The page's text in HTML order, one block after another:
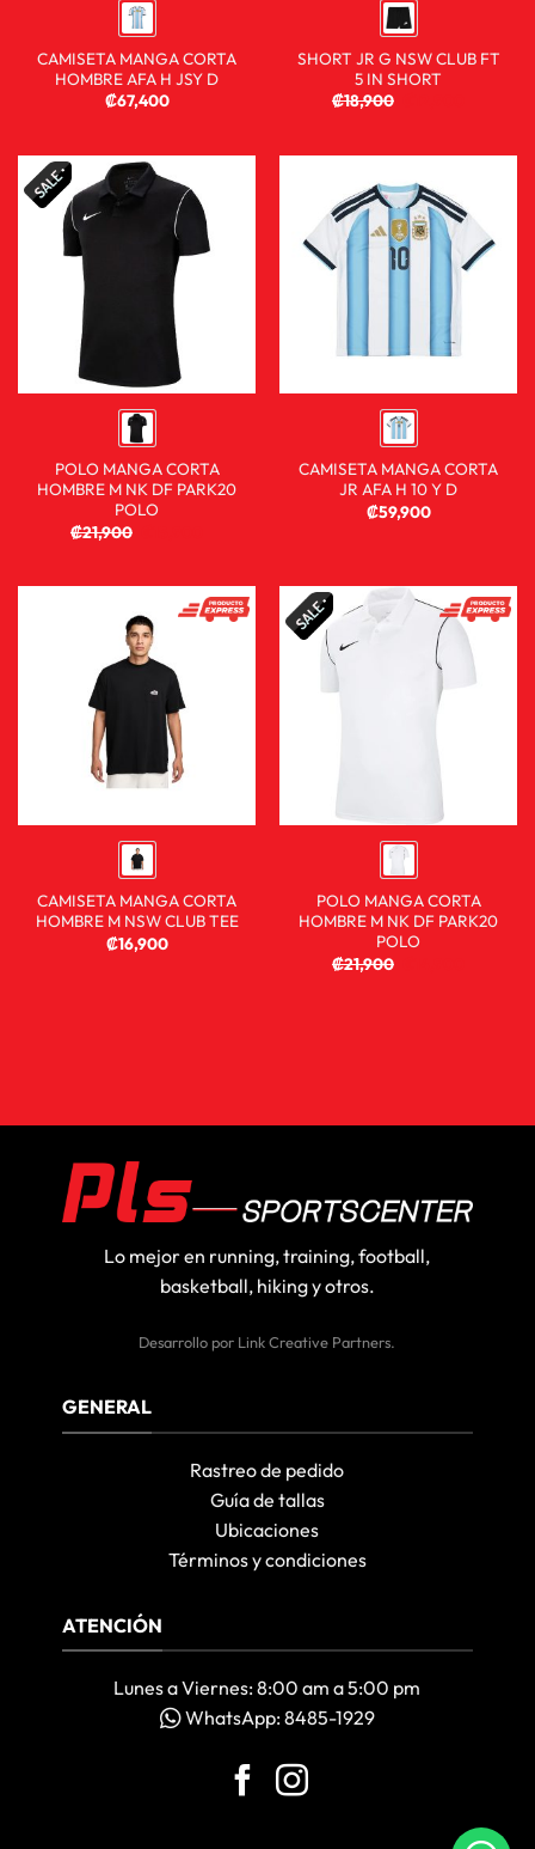
CAMISETA MANGA CORTA
HOMBRE AFA H JSY D
₡67,400
SHORT JR G NSW CLUB FT
5 IN SHORT
₡18,900
POLO MANGA CORTA
HOMBRE M NK DF PARK20
POLO
₡21,900
CAMISETA MANGA CORTA
JR AFA H 10 Y D
₡59,900
CAMISETA MANGA CORTA
HOMBRE M NSW CLUB TEE
₡16,900
POLO MANGA CORTA
HOMBRE M NK DF PARK20
POLO
₡21,900
Lo mejor en running, training, football,
basketball, hiking y otros.
Desarrollo por Link Creative Partners.
GENERAL
Rastreo de pedido
Guía de tallas
Ubicaciones
Términos y condiciones
ATENCIÓN
Lunes a Viernes: 8:00 am a 5:00 pm
WhatsApp: 8485-1929